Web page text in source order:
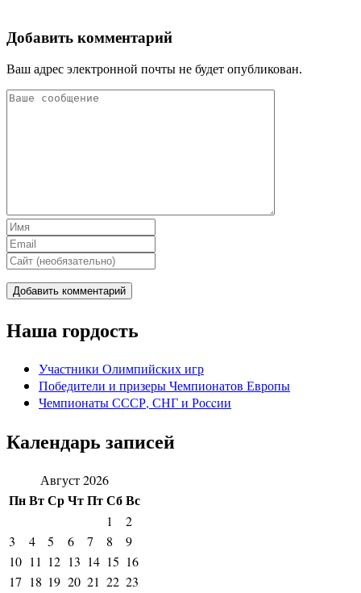
Добавить комментарий
Ваш адрес электронной почты не будет опубликован.
Наша гордость
Участники Олимпийских игр
Победители и призеры Чемпионатов Европы
Чемпионаты СССР, СНГ и Росcии
Календарь записей
Август 2026
ПнВтСрЧтПтСбВс
1
2
3
4 5 6 7 8
9
10 11 12 13 14 15 16
17 18 19 20 21 22 23